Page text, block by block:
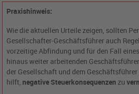
Praxishinweis:
Wie die aktuellen Urteile zeigen, sollten
Gesellschafter-Geschäftsführer auch
vorzeitige Abfindung und für den Fall
hinaus weiter arbeitenden
der Gesellschaft und dem
hilft, negative Steuerkonsequenzen zu